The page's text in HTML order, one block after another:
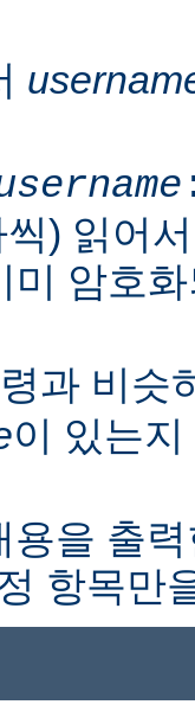
씩) 읽어
미 암호
과 비슷
이 있는
용을 출
항목만